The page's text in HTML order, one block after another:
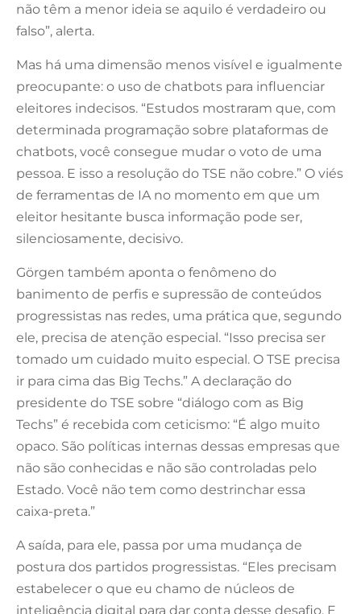
não têm a menor ideia se aquilo é verdadeiro ou
falso”, alerta.
Mas há uma dimensão menos visível e igualmente
preocupante: o uso de chatbots para influenciar
eleitores indecisos. “Estudos mostraram que, com
determinada programação sobre plataformas de
chatbots, você consegue mudar o voto de uma
pessoa. E isso a resolução do TSE não cobre.” O viés
de ferramentas de IA no momento em que um
eleitor hesitante busca informação pode ser,
silenciosamente, decisivo.
Görgen também aponta o fenômeno do
banimento de perfis e supressão de conteúdos
progressistas nas redes, uma prática que, segundo
ele, precisa de atenção especial. “Isso precisa ser
tomado um cuidado muito especial. O TSE precisa
ir para cima das Big Techs.” A declaração do
presidente do TSE sobre “diálogo com as Big
Techs” é recebida com ceticismo: “É algo muito
opaco. São políticas internas dessas empresas que
não são conhecidas e não são controladas pelo
Estado. Você não tem como destrinchar essa
caixa-preta.”
A saída, para ele, passa por uma mudança de
postura dos partidos progressistas. “Eles precisam
estabelecer o que eu chamo de núcleos de
inteligência digital para dar conta desse desafio. E